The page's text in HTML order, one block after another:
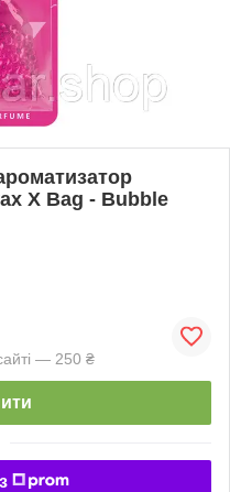
X Bag - Bubble
— 250 ₴